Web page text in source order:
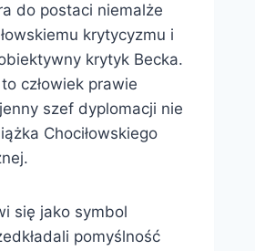
do postaci niemalże
krytycyzmu i
krytyk Becka.
człowiek prawie
szef dyplomacji nie
Chociłowskiego
się jako symbol
pomyślność